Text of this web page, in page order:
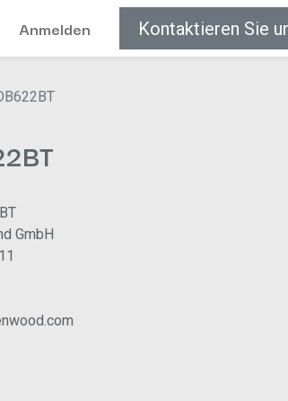
Anmelden Kontaktieren Sie
GmbH